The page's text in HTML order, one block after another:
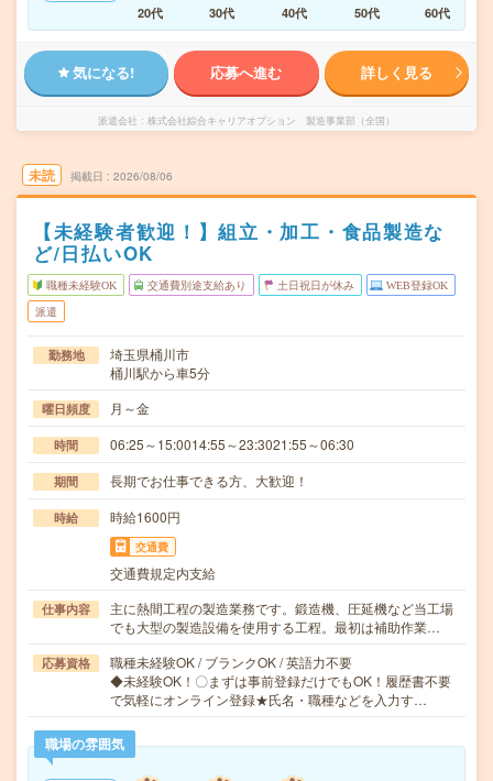
20代
30代 40代 50代 60代
気になる! 応募へ進む 詳しく見る
派遣会社 株式会社綜合キャリアオプション 製造事業部（全国）
未読 掲載日 2026/08/06
【未経験者歓迎！】組立・加工・食品製造な
ど/日払いOK
職種未経験OK 交通費別途支給あり 土日祝日が休み WEB登録OK
派遣
勤務地
埼玉県桶川市
桶川駅から車5分
曜日頻度 月～金
時間 06:25～15:0014:55～23:3021:55～06:30
期間 長期でお仕事できる方、大歓迎！
時給 時給1600円
交通費
交通費規定内支給
仕事内容
主に熱間工程の製造業務です。鍛造機、圧延機など当工場
でも大型の製造設備を使用する工程。最初は補助作業…
応募資格
職種未経験OK / ブランクOK / 英語力不要
◆未経験OK！〇まずは事前登録だけでもOK！履歴書不要
で気軽にオンライン登録★氏名・職種などを入力す…
職場の雰囲気